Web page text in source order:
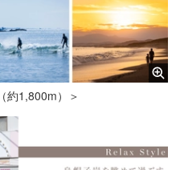
約1,800m）＞